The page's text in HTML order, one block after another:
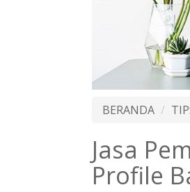
BERANDA
Jasa
Profile